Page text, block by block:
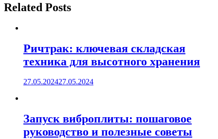
Related Posts
Ричтрак: ключевая складская
техника для высотного хранения
27.05.202427.05.2024
Запуск виброплиты: пошаговое
руководство и полезные советы